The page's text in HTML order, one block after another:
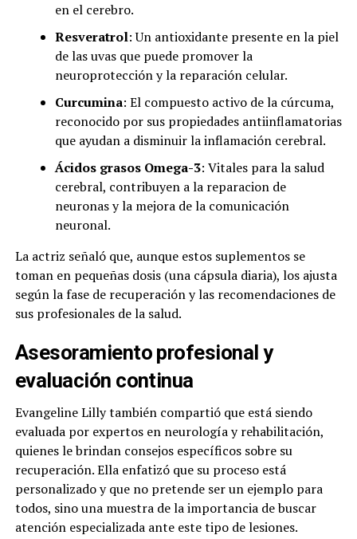
en el cerebro.
Resveratrol: Un antioxidante presente en la piel
de las uvas que puede promover la
neuroprotección y la reparación celular.
Curcumina: El compuesto activo de la cúrcuma,
reconocido por sus propiedades antiinflamatorias
que ayudan a disminuir la inflamación cerebral.
Ácidos grasos Omega-3: Vitales para la salud
cerebral, contribuyen a la reparacion de
neuronas y la mejora de la comunicación
neuronal.
La actriz señaló que, aunque estos suplementos se
toman en pequeñas dosis (una cápsula diaria), los ajusta
según la fase de recuperación y las recomendaciones de
sus profesionales de la salud.
Asesoramiento profesional y
evaluación continua
Evangeline Lilly también compartió que está siendo
evaluada por expertos en neurología y rehabilitación,
quienes le brindan consejos específicos sobre su
recuperación. Ella enfatizó que su proceso está
personalizado y que no pretende ser un ejemplo para
todos, sino una muestra de la importancia de buscar
atención especializada ante este tipo de lesiones.